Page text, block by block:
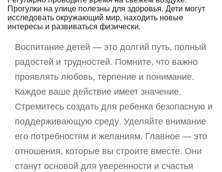
Прогулки на улице полезны для здоровья. Дети могут
исследовать окружающий мир, находить новые
интересы и развиваться физически.
Воспитание детей — это долгий путь, полный
радостей и трудностей. Помните, что важно
проявлять любовь, терпение и понимание.
Каждое ваше действие имеет значение.
Стремитесь создать для ребенка безопасную и
поддерживающую среду. Уделяйте внимание
его потребностям и желаниям. Главное — это
отношения, которые вы строите вместе. Они
станут основой для уверенности и счастья